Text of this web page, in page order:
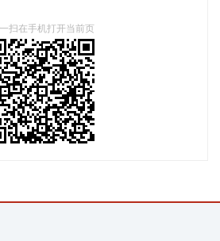
扫在手机打开当前页